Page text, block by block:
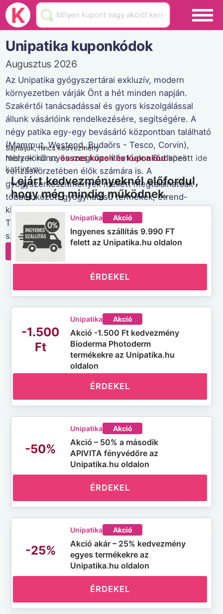
K
Black Friday
Hamarosan lejár
Üzletek
Blog
Akciók
Unipatika kuponkódok
Augusztus 2026
Az Unipatika gyógyszertárai exkluzív, modern
környezetben várják Önt a hét minden napján.
Szakértői tanácsadással és gyors kiszolgálással
állunk vásárlóink rendelkezésére, segítségére. A
négy patika egy-egy bevásárló központban található
(Mammut, Westend, Budaörs - Tesco, Corvin),
melyek könnyen megközelíthetőek a Budapest
vonzáskörzetében élők számára is. A
gyógyszerkészítmények mellett megtalálhatóak
többek között gyógyhatású termékek, étrend-
kiegészítők, vitaminok, baba-mama termékek.
Továbbá a dermo-, bio- és natúrkozmetikumok
széles választékát kínáljuk Önnek.
Unipatika weboldala
Sajnáljuk, nincs kedvezmény
Nézz körül azösszes kupon és kuponkódközött ide
kattintva
Lejárt kedvezményeknél előfordul,
hogy még mindig működnek.
Unipatika Akció
Ingyenes szállítás 9.990 FT
felett az Unipatika.hu oldalon
ÉRDEKEL
-1.500
Ft
Unipatika Akció
Akció -1.500 Ft kedvezmény
Bioderma Photoderm
termékekre az Unipatika.hu
oldalon
ÉRDEKEL
-50%
Unipatika Akció
Akció – 50% a második
APIVITA fényvédőre az
Unipatika.hu oldalon
ÉRDEKEL
-25%
Unipatika Akció
Akció akár – 25% kedvezmény
egyes termékekre az
Unipatika.hu oldalon
ÉRDEKEL